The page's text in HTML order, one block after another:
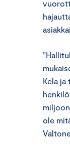
Kela
ole